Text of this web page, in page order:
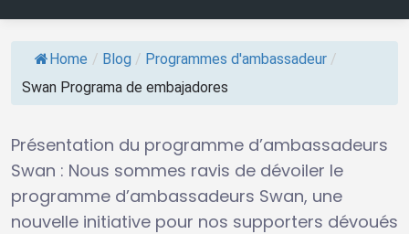
Home / Blog / Programmes d'ambassadeur /
Swan Programa de embajadores
Présentation du programme d’ambassadeurs
Swan : Nous sommes ravis de dévoiler le
programme d’ambassadeurs Swan, une
nouvelle initiative pour nos supporters dévoués